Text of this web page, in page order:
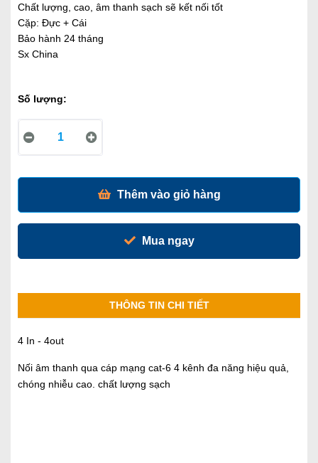
Chất lượng, cao, âm thanh sạch sẽ kết nối tốt
Cặp: Đực + Cái
Bảo hành 24 tháng
Sx China
Số lượng:
Thêm vào giỏ hàng
Mua ngay
THÔNG TIN CHI TIẾT
4 In - 4out
Nối âm thanh qua cáp mạng cat-6 4 kênh đa năng hiệu quả,
chóng nhiễu cao. chất lượng sạch